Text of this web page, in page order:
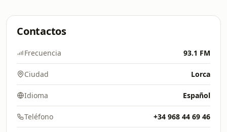
Contactos
Frecuencia 93.1 FM
Ciudad Lorca
Idioma Español
Teléfono +34 968 44 69 46